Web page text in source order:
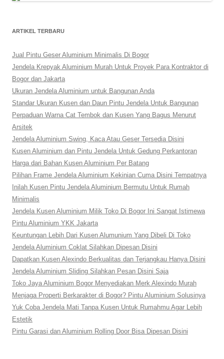
ARTIKEL TERBARU
Jual Pintu Geser Aluminium Minimalis Di Bogor
Jendela Krepyak Aluminium Murah Untuk Proyek Para Kontraktor di
Bogor dan Jakarta
Ukuran Jendela Aluminium untuk Bangunan Anda
Standar Ukuran Kusen dan Daun Pintu Jendela Untuk Bangunan
Perpaduan Warna Cat Tembok dan Kusen Yang Bagus Menurut
Arsitek
Jendela Aluminium Swing, Kaca Atau Geser Tersedia Disini
Kusen Aluminium dan Pintu Jendela Untuk Gedung Perkantoran
Harga dari Bahan Kusen Aluminium Per Batang
Pilihan Frame Jendela Aluminium Kekinian Cuma Disini Tempatnya
Inilah Kusen Pintu Jendela Aluminium Bermutu Untuk Rumah
Minimalis
Jendela Kusen Aluminium Milik Toko Di Bogor Ini Sangat Istimewa
Pintu Aluminium YKK Jakarta
Keuntungan Lebih Dari Kusen Alumunium Yang Dibeli Di Toko
Jendela Aluminium Coklat Silahkan Dipesan Disini
Dapatkan Kusen Alexindo Berkualitas dan Terjangkau Hanya Disini
Jendela Aluminium Sliding Silahkan Pesan Disini Saja
Toko Jaya Aluminium Bogor Menyediakan Merk Alexindo Murah
Menjaga Properti Berkarakter di Bogor? Pintu Aluminium Solusinya
Yuk Coba Jendela Mati Tanpa Kusen Untuk Rumahmu Agar Lebih
Estetik
Pintu Garasi dan Aluminium Rolling Door Bisa Dipesan Disini